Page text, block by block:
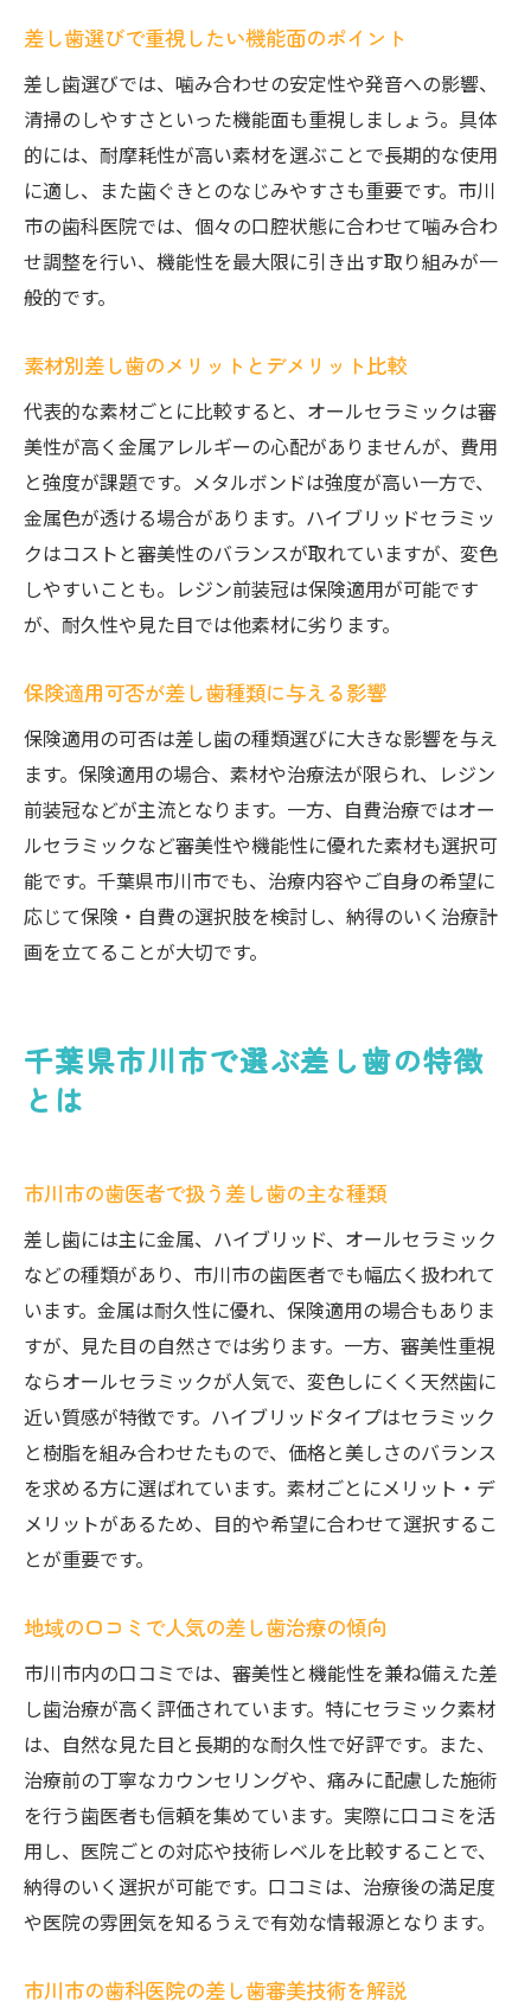
保険で使える差し歯素材とメリット紹介
自費差し歯の特徴と審美性の違いを解説
市川で保険・自費の差し歯相談する際の要
点
市川市で痛みに配慮した差し歯治療を探す
痛みを抑える差し歯治療の最新技術とは
市川歯医者の口コミで評判の治療ポイント
痛くない差し歯治療を選ぶ際の基準
市川市で安心して通える歯科医院の特徴
差し歯選びで重視したい機能面のポイント
差し歯選びでは、噛み合わせの安定性や発音への影響、
清掃のしやすさといった機能面も重視しましょう。具体
的には、耐摩耗性が高い素材を選ぶことで長期的な使用
に適し、また歯ぐきとのなじみやすさも重要です。市川
市の歯科医院では、個々の口腔状態に合わせて噛み合わ
せ調整を行い、機能性を最大限に引き出す取り組みが一
般的です。
素材別差し歯のメリットとデメリット比較
代表的な素材ごとに比較すると、オールセラミックは審
美性が高く金属アレルギーの心配がありませんが、費用
と強度が課題です。メタルボンドは強度が高い一方で、
金属色が透ける場合があります。ハイブリッドセラミッ
クはコストと審美性のバランスが取れていますが、変色
しやすいことも。レジン前装冠は保険適用が可能です
が、耐久性や見た目では他素材に劣ります。
保険適用可否が差し歯種類に与える影響
保険適用の可否は差し歯の種類選びに大きな影響を与え
ます。保険適用の場合、素材や治療法が限られ、レジン
前装冠などが主流となります。一方、自費治療ではオー
ルセラミックなど審美性や機能性に優れた素材も選択可
能です。千葉県市川市でも、治療内容やご自身の希望に
応じて保険・自費の選択肢を検討し、納得のいく治療計
画を立てることが大切です。
千葉県市川市で選ぶ差し歯の特徴
とは
市川市の歯医者で扱う差し歯の主な種類
差し歯には主に金属、ハイブリッド、オールセラミック
などの種類があり、市川市の歯医者でも幅広く扱われて
います。金属は耐久性に優れ、保険適用の場合もありま
すが、見た目の自然さでは劣ります。一方、審美性重視
ならオールセラミックが人気で、変色しにくく天然歯に
近い質感が特徴です。ハイブリッドタイプはセラミック
と樹脂を組み合わせたもので、価格と美しさのバランス
を求める方に選ばれています。素材ごとにメリット・デ
メリットがあるため、目的や希望に合わせて選択するこ
とが重要です。
地域の口コミで人気の差し歯治療の傾向
市川市内の口コミでは、審美性と機能性を兼ね備えた差
し歯治療が高く評価されています。特にセラミック素材
は、自然な見た目と長期的な耐久性で好評です。また、
治療前の丁寧なカウンセリングや、痛みに配慮した施術
を行う歯医者も信頼を集めています。実際に口コミを活
用し、医院ごとの対応や技術レベルを比較することで、
納得のいく選択が可能です。口コミは、治療後の満足度
や医院の雰囲気を知るうえで有効な情報源となります。
市川市の歯科医院の差し歯審美技術を解説